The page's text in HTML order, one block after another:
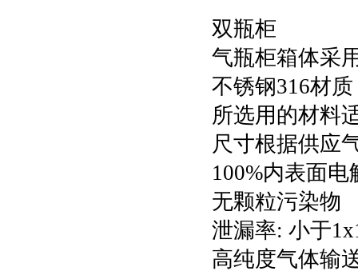
双瓶柜
气瓶柜箱体采
不锈钢316材质
所选用的材料
尺寸根据供应
100%内表面电
无颗粒污染物
泄漏率: 小于
高纯度气体输